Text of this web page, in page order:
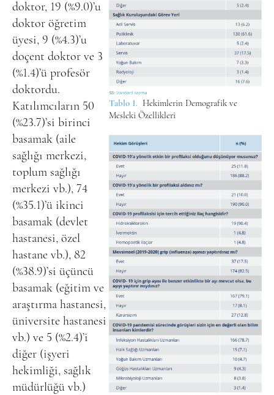
Tablo 1. Hekimlerin Demografik ve
Mesleki Özellikleri
doktor, 19 (%9.0)’u
doktor öğretim
üyesi, 9 (%4.3)’u
doçent doktor ve 3
(%1.4)’ü profesör
doktordu.
Katılımcıların 50
(%23.7)’si birinci
basamak (aile
sağlığı merkezi,
toplum sağlığı
merkezi vb.), 74
(%35.1)’ü ikinci
basamak (devlet
hastanesi, özel
hastane vb.), 82
(%38.9)’si üçüncü
basamak (eğitim ve
araştırma hastanesi,
üniversite hastanesi
vb.) ve 5 (%2.4)’i
diğer (işyeri
hekimliği, sağlık
müdürlüğü vb.)